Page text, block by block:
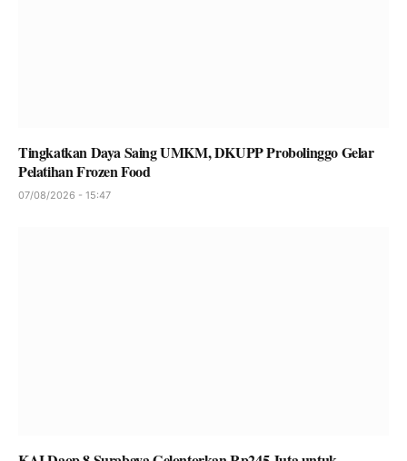
Tingkatkan Daya Saing UMKM, DKUPP Probolinggo Gelar
Pelatihan Frozen Food
07/08/2026 - 15:47